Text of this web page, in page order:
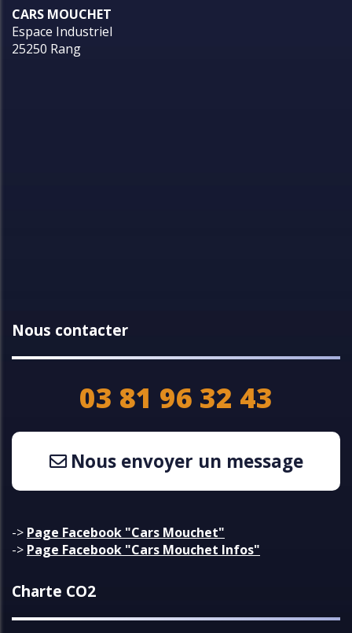
CARS MOUCHET
Espace Industriel
25250 Rang
Nous contacter
03 81 96 32 43
Nous envoyer un message
-> Page Facebook "Cars Mouchet"
-> Page Facebook "Cars Mouchet Infos"
Charte CO2